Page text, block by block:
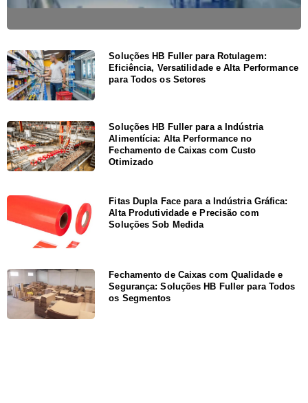
Soluções HB Fuller para Rotulagem:
Eficiência, Versatilidade e Alta Performance
para Todos os Setores
Soluções HB Fuller para a Indústria
Alimentícia: Alta Performance no
Fechamento de Caixas com Custo
Otimizado
Fitas Dupla Face para a Indústria Gráfica:
Alta Produtividade e Precisão com
Soluções Sob Medida
Fechamento de Caixas com Qualidade e
Segurança: Soluções HB Fuller para Todos
os Segmentos